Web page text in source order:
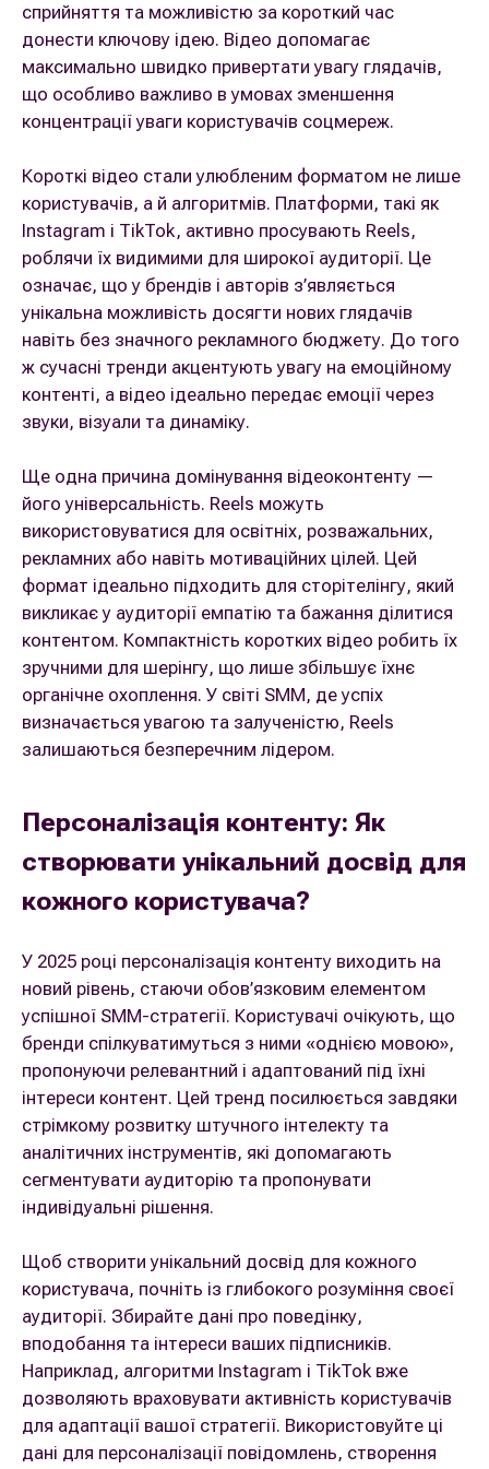
сприйняття та можливістю за короткий час
донести ключову ідею. Відео допомагає
максимально швидко привертати увагу глядачів,
що особливо важливо в умовах зменшення
концентрації уваги користувачів соцмереж.
Короткі відео стали улюбленим форматом не лише
користувачів, а й алгоритмів. Платформи, такі як
Instagram і TikTok, активно просувають Reels,
роблячи їх видимими для широкої аудиторії. Це
означає, що у брендів і авторів з’являється
унікальна можливість досягти нових глядачів
навіть без значного рекламного бюджету. До того
ж сучасні тренди акцентують увагу на емоційному
контенті, а відео ідеально передає емоції через
звуки, візуали та динаміку.
Ще одна причина домінування відеоконтенту —
його універсальність. Reels можуть
використовуватися для освітніх, розважальних,
рекламних або навіть мотиваційних цілей. Цей
формат ідеально підходить для сторітелінгу, який
викликає у аудиторії емпатію та бажання ділитися
контентом. Компактність коротких відео робить їх
зручними для шерінгу, що лише збільшує їхнє
органічне охоплення. У світі SMM, де успіх
визначається увагою та залученістю, Reels
залишаються безперечним лідером.
Персоналізація контенту: Як
створювати унікальний досвід для
кожного користувача?
У 2025 році персоналізація контенту виходить на
новий рівень, стаючи обов’язковим елементом
успішної SMM-стратегії. Користувачі очікують, що
бренди спілкуватимуться з ними «однією мовою»,
пропонуючи релевантний і адаптований під їхні
інтереси контент. Цей тренд посилюється завдяки
стрімкому розвитку штучного інтелекту та
аналітичних інструментів, які допомагають
сегментувати аудиторію та пропонувати
індивідуальні рішення.
Щоб створити унікальний досвід для кожного
користувача, почніть із глибокого розуміння своєї
аудиторії. Збирайте дані про поведінку,
вподобання та інтереси ваших підписників.
Наприклад, алгоритми Instagram і TikTok вже
дозволяють враховувати активність користувачів
для адаптації вашої стратегії. Використовуйте ці
дані для персоналізації повідомлень, створення